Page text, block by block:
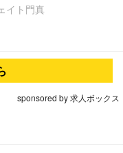
イト門真
sponsored by 求人ボックス